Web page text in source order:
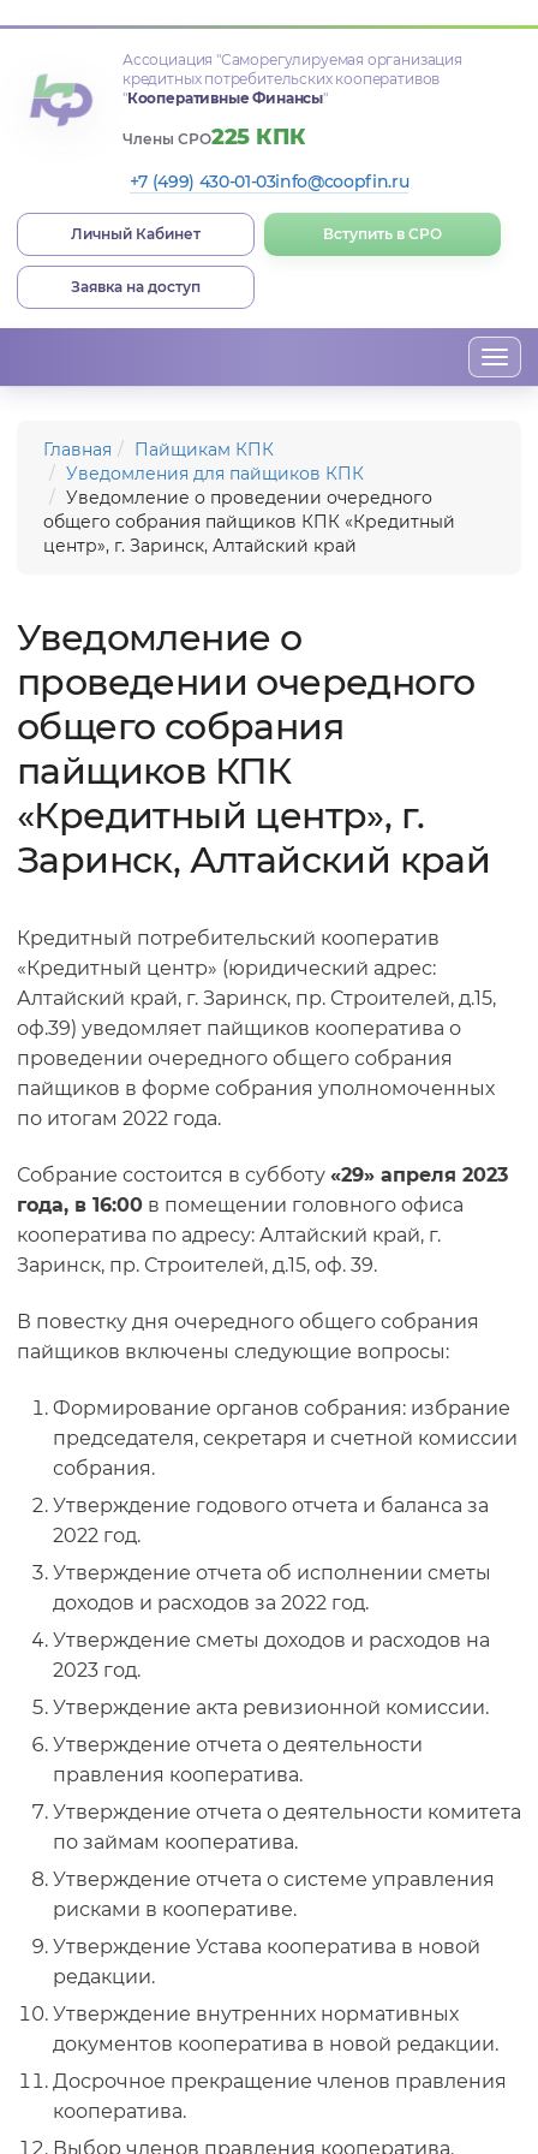
Ассоциация "Саморегулируемая организация
кредитных потребительских кооперативов
"Кооперативные Финансы"
Члены СРО225 КПК
+7 (499) 430-01-03info@coopfin.ru
Личный Кабинет Вступить в СРО
Заявка на доступ
Главная
Пайщикам КПК
Уведомления для пайщиков КПК
Уведомление о проведении очередного
общего собрания пайщиков КПК «Кредитный
центр», г. Заринск, Алтайский край
Уведомление о
проведении очередного
общего собрания
пайщиков КПК
«Кредитный центр», г.
Заринск, Алтайский край
Кредитный потребительский кооператив
«Кредитный центр» (юридический адрес:
Алтайский край, г. Заринск, пр. Строителей, д.15,
оф.39) уведомляет пайщиков кооператива о
проведении очередного общего собрания
пайщиков в форме собрания уполномоченных
по итогам 2022 года.
Собрание состоится в субботу «29» апреля 2023
года, в 16:00 в помещении головного офиса
кооператива по адресу: Алтайский край, г.
Заринск, пр. Строителей, д.15, оф. 39.
В повестку дня очередного общего собрания
пайщиков включены следующие вопросы:
Формирование органов собрания: избрание
председателя, секретаря и счетной комиссии
собрания.
Утверждение годового отчета и баланса за
2022 год.
Утверждение отчета об исполнении сметы
доходов и расходов за 2022 год.
Утверждение сметы доходов и расходов на
2023 год.
Утверждение акта ревизионной комиссии.
Утверждение отчета о деятельности
правления кооператива.
Утверждение отчета о деятельности комитета
по займам кооператива.
Утверждение отчета о системе управления
рисками в кооперативе.
Утверждение Устава кооператива в новой
редакции.
Утверждение внутренних нормативных
документов кооператива в новой редакции.
Досрочное прекращение членов правления
кооператива.
Выбор членов правления кооператива.